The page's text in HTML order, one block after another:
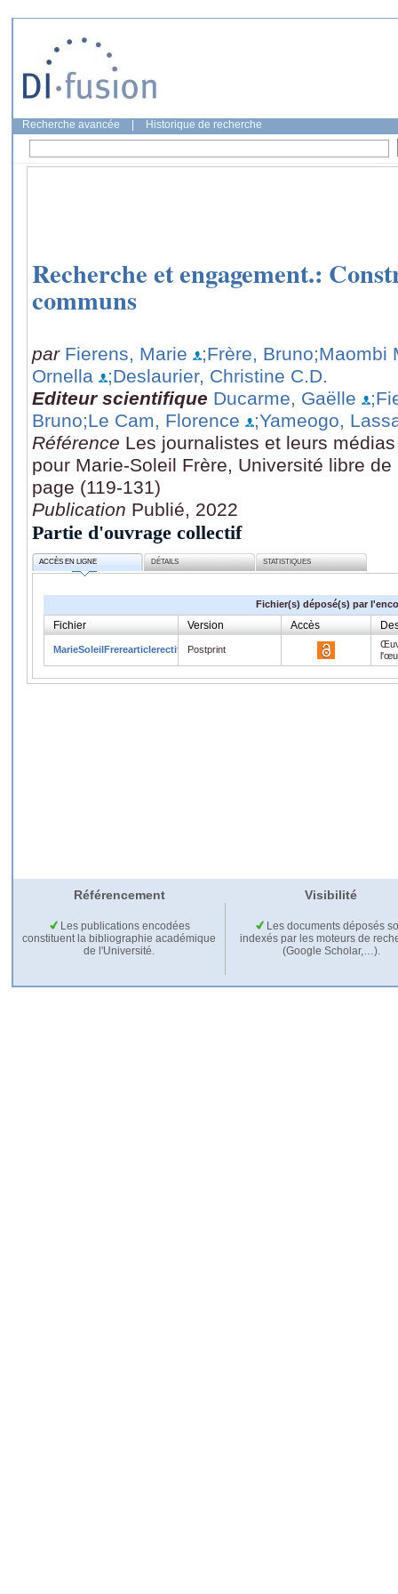
Recherche avancée Historique de recherche
Recherche et engagement.:
communs
par Fierens, Marie ;Frère, Bruno;Maombi
Ornella
;Deslaurier, Christine C.D.
Editeur scientifique Ducarme, Gaëlle
Bruno;Le Cam, Florence
;Yameogo,
Référence Les journalistes et leurs
pour Marie-Soleil Frère, Université libre
page (119-131)
Publication Publié, 2022
Partie d'ouvrage collectif
ACCÈS EN LIGNE DÉTAILS STATISTIQUES
Fichier(s) déposé(s) par
Fichier Version Accès
MarieSoleilFrerearticlerectif.pdfPostprint
Référencement Visibilité
Les publications encodées
constituent la bibliographie académique
de l'Université.
Les documents déposés
indexés par les moteurs de
(Google Scholar,…).